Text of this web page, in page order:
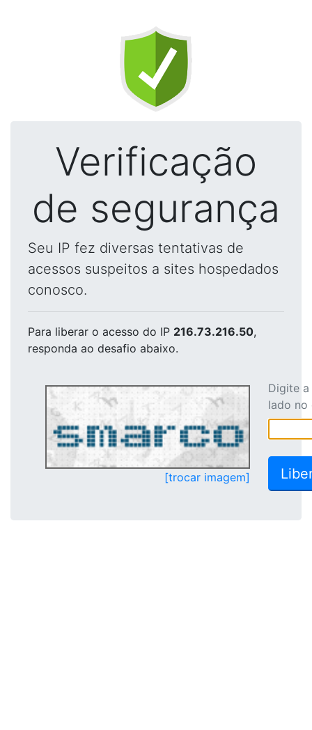
Verificação
de segurança
Seu IP fez diversas tentativas de
acessos suspeitos a sites hospedados
conosco.
Para liberar o acesso do IP 216.73.216.50,
responda ao desafio abaixo.
[trocar imagem]
Digite
lado no